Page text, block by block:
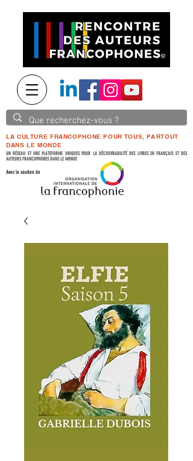
LA CULTURE FRANCOPHONE POUR TOUS, PARTOUT
DANS LE MONDE
UN RÉSEAU ET UNE PLATEFORME UNIQUES POUR LA DÉCOUVRABILITÉ DES LIVRES EN FRANÇAIS ET DES
AUTEURS FRANCOPHONES DANS LE MONDE
Avec le soutien de